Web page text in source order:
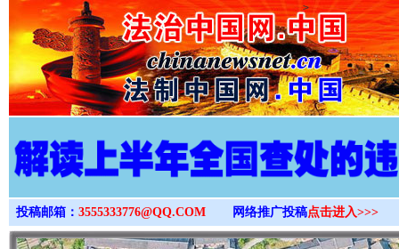
>
投稿邮箱： 3555333776@QQ.COM 网络推广投稿点击进入>>>